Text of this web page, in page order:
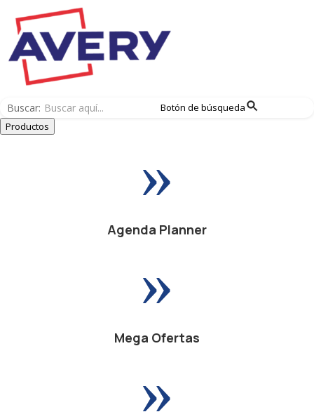
Buscar:
Botón de búsqueda
Productos
»
Agenda Planner
»
Mega Ofertas
»